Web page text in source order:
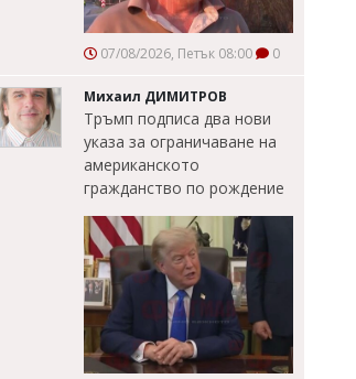
07/08/2026, Петък 08:00 0
Михаил ДИМИТРОВ
Тръмп подписа два нови
указа за ограничаване на
американското
гражданство по рождение